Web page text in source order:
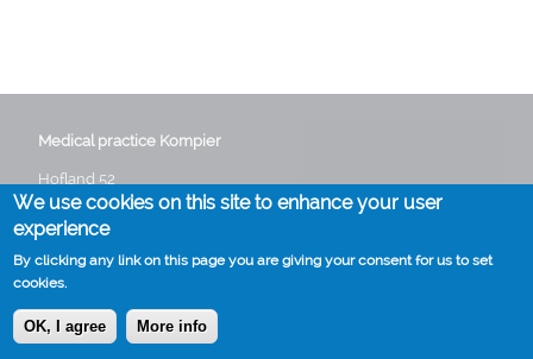
Medical practice Kompier
Hofland 52
3641 GG Mijdrecht
Phone:0297 282235
Voet Cookies
We use cookies on this site to enhance your user
experience
By clicking any link on this page you are giving your consent for us to set
cookies.
OK, I agree More info